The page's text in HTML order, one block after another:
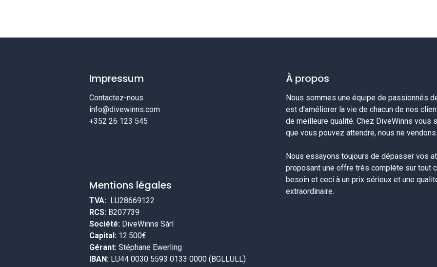
Impressum
Contactez-nous
info@divewinns.com
+352 26 123 545
Mentions légales
TVA: LU28669122
RCS: B207739
Société: DiveWinns Sàrl
Capital: 12.500€
Gérant: Stéphane Ewerling
IBAN: LU44 0030 5593 0133 0000 (BGLLULL)
À propos
Nous sommes une équipe de passionnés
est d'améliorer la vie de chacun de nos
de meilleure qualité. Chez DiveWinns vous
que vous pouvez attendre, nous ne
Nous essayons toujours de dépasser vos
proposant une offre très complète sur tout
besoin et ceci à un prix sérieux et une
extraordinaire.